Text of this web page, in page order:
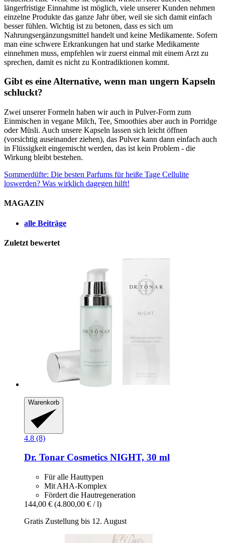
längerfristige Einnahme ist möglich, viele unserer Kunden nehmen
einzelne Produkte das ganze Jahr über, weil sie sich damit einfach
besser fühlen. Wichtig ist zu betonen, dass es sich um
Nahrungsergänzungsmittel handelt und keine Medikamente. Sofern
man eine schwere Erkrankungen hat und starke Medikamente
einnehmen muss, empfehlen wir zuerst einmal mit einem Arzt zu
sprechen, damit es nicht zu Kontradiktionen kommt.
Gibt es eine Alternative, wenn man ungern Kapseln
schluckt?
Zwei unserer Formeln haben wir auch in Pulver-Form zum
Einmischen in vegane Milch, Tee, Smoothies aber auch in Porridge
oder Müsli. Auch unsere Kapseln lassen sich leicht öffnen
(vorsichtig auseinander ziehen), das Pulver kann dann einfach auch
in Flüssigkeit eingemischt werden, das ist kein Problem - die
Wirkung bleibt bestehen.
Sommerdüfte: Die besten Parfums für heiße Tage Cellulite
loswerden? Was wirklich dagegen hilft!
MAGAZIN
alle Beiträge
Zuletzt bewertet
Warenkorb
4.8 (8)
Dr. Tonar Cosmetics NIGHT, 30 ml
Für alle Hauttypen
Mit AHA-Komplex
Fördert die Hautregeneration
144,00 € (4.800,00 € / l)
Gratis Zustellung bis 12. August